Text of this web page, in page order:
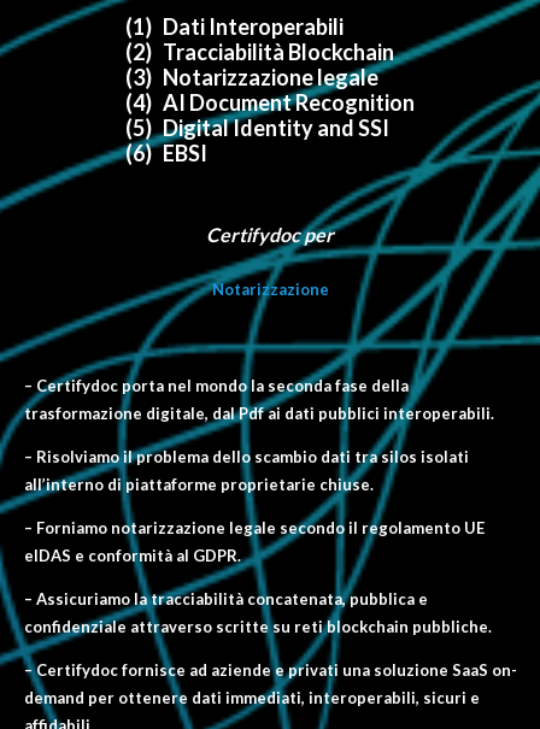
(1) Dati Interoperabili
(2) Tracciabilità Blockchain
(3) Notarizzazione legale
(4) AI Document Recognition
(5) Digital Identity and SSI
(6) EBSI
Certifydoc per
Notarizzazione
– Certifydoc porta nel mondo la seconda fase della
trasformazione digitale, dal Pdf ai dati pubblici interoperabili.
– Risolviamo il problema dello scambio dati tra silos isolati
all’interno di piattaforme proprietarie chiuse.
– Forniamo notarizzazione legale secondo il regolamento UE
eIDAS e conformità al GDPR.
– Assicuriamo la tracciabilità concatenata, pubblica e
confidenziale attraverso scritte su reti blockchain pubbliche.
– Certifydoc fornisce ad aziende e privati una soluzione SaaS on-
demand per ottenere dati immediati, interoperabili, sicuri e